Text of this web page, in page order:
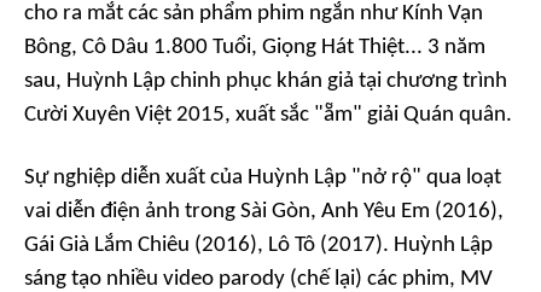
cho ra mắt các sản phẩm phim ngắn như Kính Vạn
Bông, Cô Dâu 1.800 Tuổi, Giọng Hát Thiệt... 3 năm
sau, Huỳnh Lập chinh phục khán giả tại chương trình
Cười Xuyên Việt 2015, xuất sắc "ẵm" giải Quán quân.
Sự nghiệp diễn xuất của Huỳnh Lập "nở rộ" qua loạt
vai diễn điện ảnh trong Sài Gòn, Anh Yêu Em (2016),
Gái Già Lắm Chiêu (2016), Lô Tô (2017). Huỳnh Lập
sáng tạo nhiều video parody (chế lại) các phim, MV